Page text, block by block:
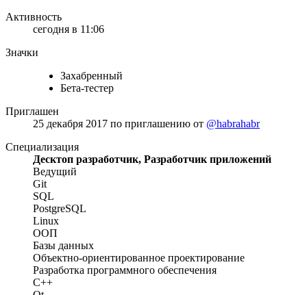
Активность
сегодня в 11:06
Значки
Захабренный
Бета-тестер
Приглашен
25 декабря 2017 по приглашению от @habrahabr
Специализация
Десктоп разработчик, Разработчик приложений
Ведущий
Git
SQL
PostgreSQL
Linux
ООП
Базы данных
Объектно-ориентированное проектирование
Разработка программного обеспечения
C++